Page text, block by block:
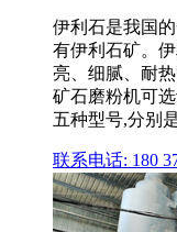
伊利石是我国
有伊利石矿。
亮、细腻、耐
矿石磨粉机可
五种型号,分别
联系电话: 180